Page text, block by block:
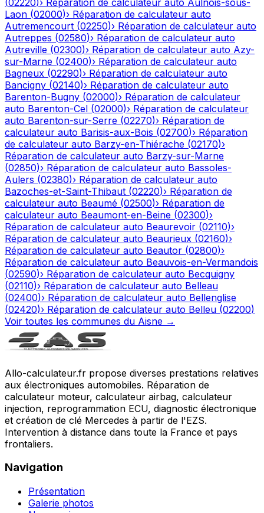
Laon (02000)› Réparation de calculateur auto
Autremencourt (02250)› Réparation de calculateur auto
Autreppes (02580)› Réparation de calculateur auto
Autreville (02300)› Réparation de calculateur auto Azy-
sur-Marne (02400)› Réparation de calculateur auto
Bagneux (02290)› Réparation de calculateur auto
Bancigny (02140)› Réparation de calculateur auto
Barenton-Bugny (02000)› Réparation de calculateur
auto Barenton-Cel (02000)› Réparation de calculateur
auto Barenton-sur-Serre (02270)› Réparation de
calculateur auto Barisis-aux-Bois (02700)› Réparation
de calculateur auto Barzy-en-Thiérache (02170)›
Réparation de calculateur auto Barzy-sur-Marne
(02850)› Réparation de calculateur auto Bassoles-
Aulers (02380)› Réparation de calculateur auto
Bazoches-et-Saint-Thibaut (02220)› Réparation de
calculateur auto Beaumé (02500)› Réparation de
calculateur auto Beaumont-en-Beine (02300)›
Réparation de calculateur auto Beaurevoir (02110)›
Réparation de calculateur auto Beaurieux (02160)›
Réparation de calculateur auto Beautor (02800)›
Réparation de calculateur auto Beauvois-en-Vermandois
(02590)› Réparation de calculateur auto Becquigny
(02110)› Réparation de calculateur auto Belleau
(02400)› Réparation de calculateur auto Bellenglise
(02420)› Réparation de calculateur auto Belleu (02200)
Voir toutes les communes du Aisne →
Allo-calculateur.fr propose diverses prestations relatives
aux électroniques automobiles. Réparation de
calculateur moteur, calculateur airbag, calculateur
injection, reprogrammation ECU, diagnostic électronique
et création de clé Mercedes à partir de l'EZS.
Intervention à distance dans toute la France et pays
frontaliers.
Navigation
Présentation
Galerie photos